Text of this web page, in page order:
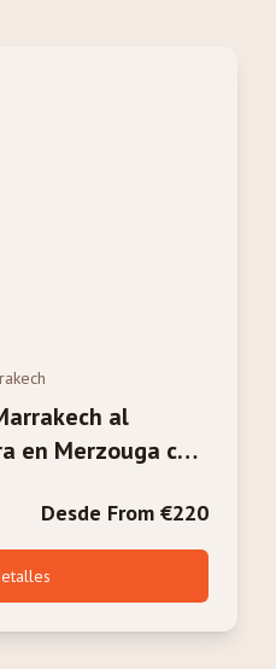
al
en Merzouga con
Desde From €220